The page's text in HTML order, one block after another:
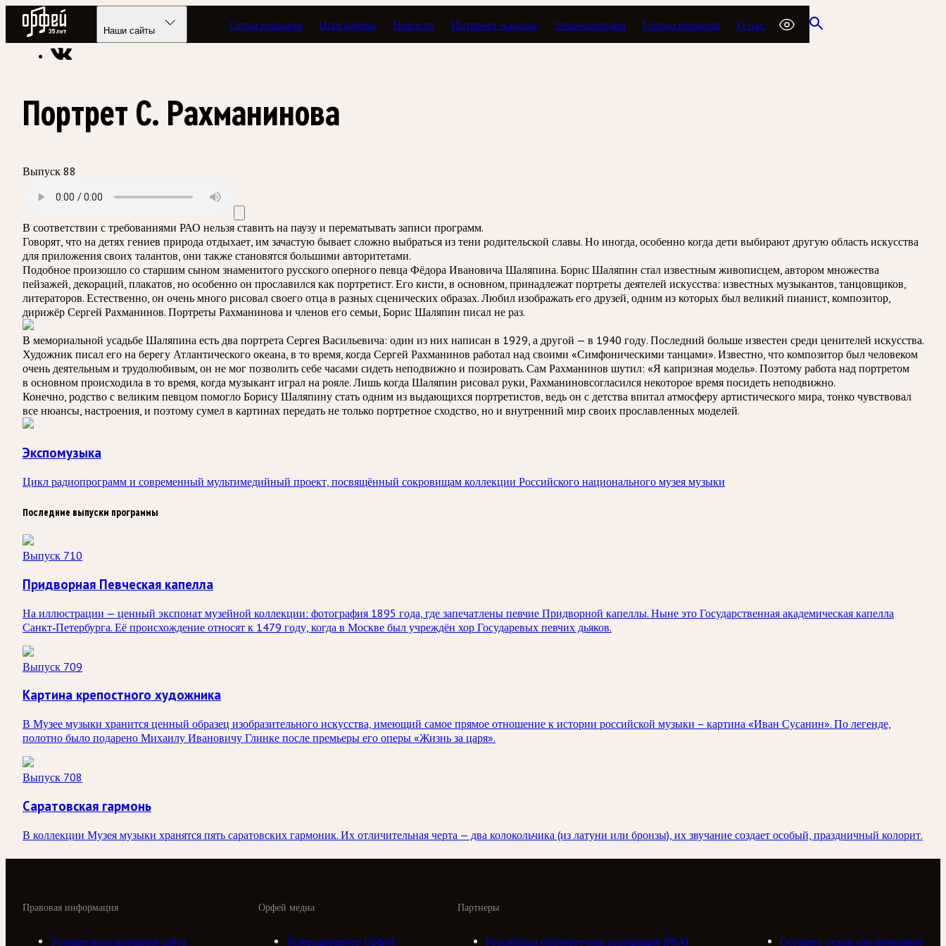
Радио Орфей
Наши сайты Сетка вещания Программы Новости Интернет-каналы Энциклопедия Города вещания О нас
Радио классической музыки «Орфей» Программы в эфире Экспомузыка
Портрет С. Рахманинова
Выпуск 88
В соответствии с требованиями РАО нельзя ставить на паузу и перематывать записи программ.
Говорят, что на детях гениев природа отдыхает, им зачастую бывает сложно выбраться из тени родительской славы. Но иногда, особенно когда дети выбирают другую область искусства
для приложения своих талантов, они также становятся большими авторитетами.
Подобное произошло со старшим сыном знаменитого русского оперного певца Фёдора Ивановича Шаляпина. Борис Шаляпин стал известным живописцем, автором множества
пейзажей, декораций, плакатов, но особенно он прославился как портретист. Его кисти, в основном, принадлежат портреты деятелей искусства: известных музыкантов, танцовщиков,
литераторов. Естественно, он очень много рисовал своего отца в разных сценических образах. Любил изображать его друзей, одним из которых был великий пианист, композитор,
дирижёр Сергей Рахманинов. Портреты Рахманинова и членов его семьи, Борис Шаляпин писал не раз.
В мемориальной усадьбе Шаляпина есть два портрета Сергея Васильевича: один из них написан в 1929, а другой — в 1940 году. Последний больше известен среди ценителей искусства.
Художник писал его на берегу Атлантического океана, в то время, когда Сергей Рахманинов работал над своими «Симфоническими танцами». Известно, что композитор был человеком
очень деятельным и трудолюбивым, он не мог позволить себе часами сидеть неподвижно и позировать. Сам Рахманинов шутил: «Я капризная модель». Поэтому работа над портретом
в основном происходила в то время, когда музыкант играл на рояле. Лишь когда Шаляпин рисовал руки, Рахманиновсогласился некоторое время посидеть неподвижно.
Конечно, родство с великим певцом помогло Борису Шаляпину стать одним из выдающихся портретистов, ведь он с детства впитал атмосферу артистического мира, тонко чувствовал
все нюансы, настроения, и поэтому сумел в картинах передать не только портретное сходство, но и внутренний мир своих прославленных моделей.
Экспомузыка
Цикл радиопрограмм и современный мультимедийный проект, посвящённый сокровищам коллекции Российского национального музея музыки
Последние выпуски программы
Выпуск 710
Придворная Певческая капелла
На иллюстрации — ценный экспонат музейной коллекции: фотография 1895 года, где запечатлены певчие Придворной капеллы. Ныне это Государственная академическая капелла
Санкт‑Петербурга. Её происхождение относят к 1479 году, когда в Москве был учреждён хор Государевых певчих дьяков.
Выпуск 709
Картина крепостного художника
В Музее музыки хранится ценный образец изобразительного искусства, имеющий самое прямое отношение к истории российской музыки – картина «Иван Сусанин». По легенде,
полотно было подарено Михаилу Ивановичу Глинке после премьеры его оперы «Жизнь за царя».
Выпуск 708
Саратовская гармонь
В коллекции Музея музыки хранятся пять саратовских гармоник. Их отличительная черта — два колокольчика (из латуни или бронзы), их звучание создает особый, праздничный колорит.
Орфей медиа
Телерадиоцентр Орфей
Партнеры
Российская библиотечная ассоциация (РБА)
Правовая информация
Условия использования сайта Оставить отзыв или пожелание